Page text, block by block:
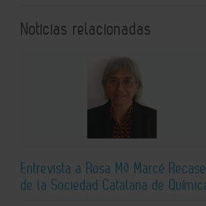
Noticias relacionadas
Entrevista a Rosa Mª Marcé
de la Sociedad Catalana de